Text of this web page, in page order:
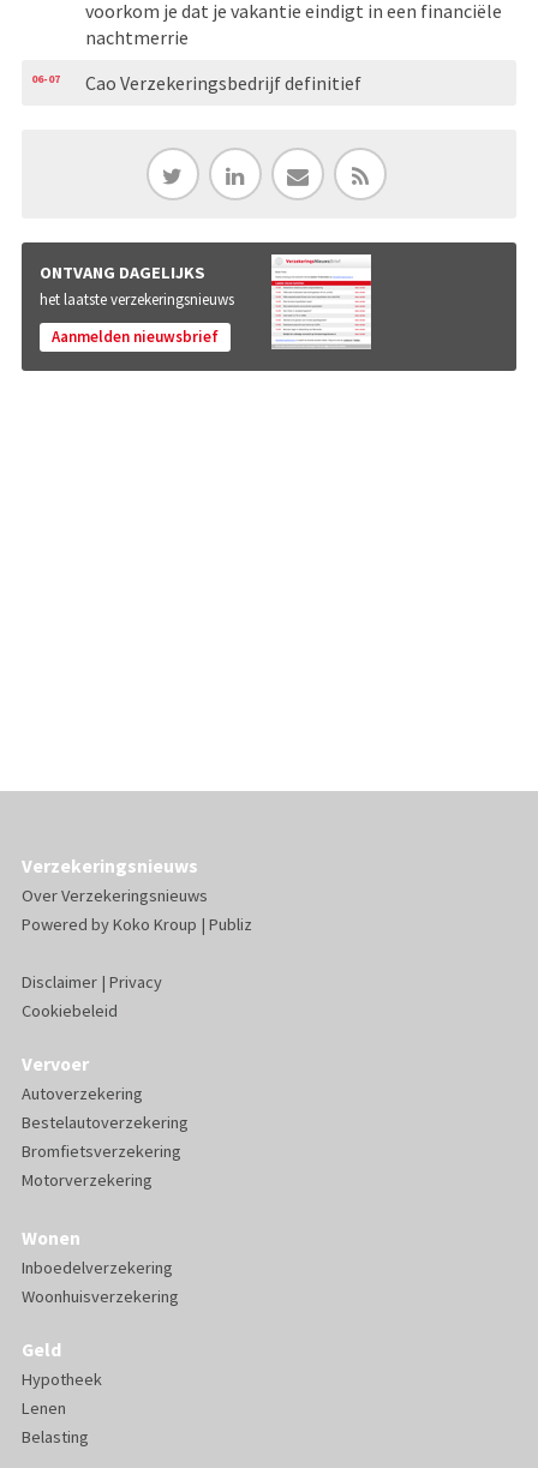
voorkom je dat je vakantie eindigt in een financiële
nachtmerrie
06-07 Cao Verzekeringsbedrijf definitief
ONTVANG DAGELIJKS
het laatste verzekeringsnieuws
Aanmelden nieuwsbrief
Verzekeringsnieuws
Over Verzekeringsnieuws
Powered byKoko Kroup | Publiz
Disclaimer| Privacy
Cookiebeleid
Vervoer
Autoverzekering
Bestelautoverzekering
Bromfietsverzekering
Motorverzekering
Wonen
Inboedelverzekering
Woonhuisverzekering
Geld
Hypotheek
Lenen
Belasting